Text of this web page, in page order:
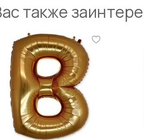
также